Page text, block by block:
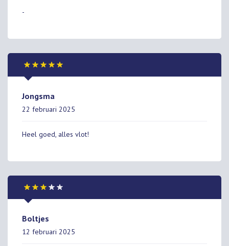
-
Jongsma
22 februari 2025
Heel goed, alles vlot!
Boltjes
12 februari 2025